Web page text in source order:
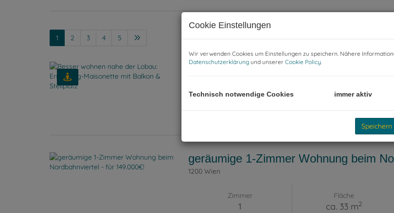
1 2 3 4 5
Besser wohnen nahe der Lobau:
ca. 74,27 m2
geräumige 1-Zimmer Wohnung beim
1200 Wien
Zimmer
1
Fläche
ca. 33 m2
Cookie Einstellungen
Wir verwenden Cookies um Einstellungen zu speichern. Nähere
Datenschutzerklärung und unserer Cookie Policy
Technisch notwendige Cookies immer aktiv
Speichern